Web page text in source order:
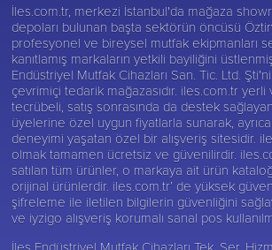
İles.com.tr, merkezi İstanbul'da mağaza
depoları bulunan başta sektörün öncüsü
profesyonel ve bireysel mutfak ekipmanları
kanıtlamış markaların yetkili bayiliğini
Endüstriyel Mutfak Cihazları San. Tic. Ltd.
çevrimiçi tedarik mağazasıdır. iles.com.tr
tecrübeli, satış sonrasında da destek
üyelerine özel uygun fiyatlarla sunarak,
deneyimi yaşatan özel bir alışveriş sitesidir.
olmak tamamen ücretsiz ve güvenilirdir.
satılan tüm ürünler, o markaya ait ürün
orijinal ürünlerdir. iles.com.tr’ de yüksek
şifreleme ile iletilen bilgilerin güvenliğini
ve iyzigo alışveriş korumalı sanal pos
İles Endüstriyel Mutfak Cihazları Tek. Ser.